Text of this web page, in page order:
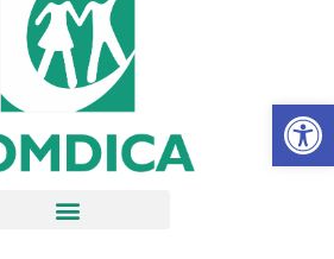
Abrir